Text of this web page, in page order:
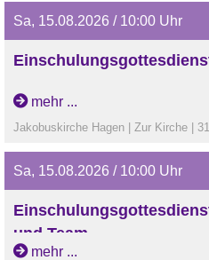
Sa, 15.08.2026 / 10:00 Uhr
mehr ...
Jakobuskirche Hagen | Zur Kirche |
Sa, 15.08.2026 / 10:00 Uhr
und Team
mehr ...